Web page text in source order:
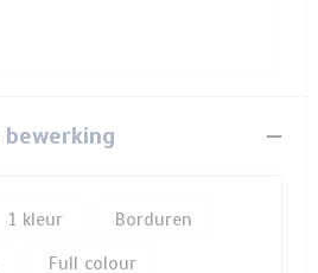
1
Borduren
Full colour